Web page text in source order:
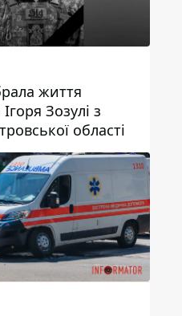
життя
Зозулі з
області